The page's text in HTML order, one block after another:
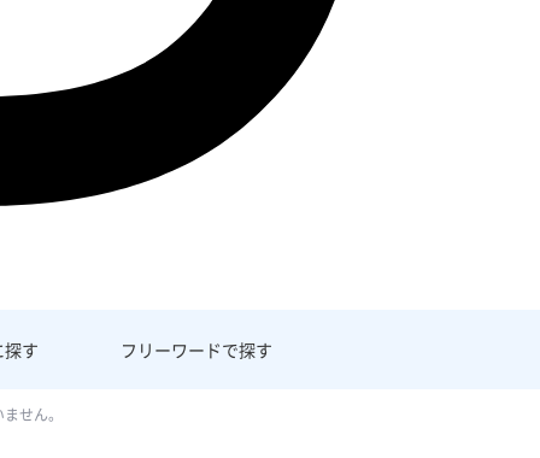
探す フリーワードで探す
せん。